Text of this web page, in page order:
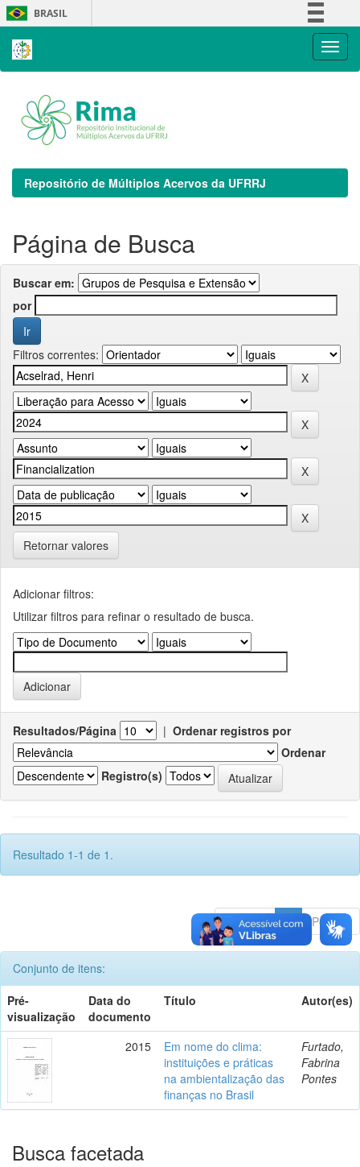
Skip
navigation
BRASIL
Repositório de Múltiplos Acervos da UFRRJ
Página de Busca
Buscar em:
por
Filtros correntes:
Retornar valores
Adicionar filtros:
Utilizar filtros para refinar o resultado de busca.
Resultados/Página | Ordenar registros por
Ordenar
Registro(s)
Resultado 1-1 de 1.
Anterior 1 Póximo
Conjunto de itens:
Pré-
visualização
Data do
documento
Título Autor(es)
2015
Em nome do clima:
instituições e práticas
na ambientalização das
finanças no Brasil
Furtado,
Fabrina
Pontes
Busca facetada